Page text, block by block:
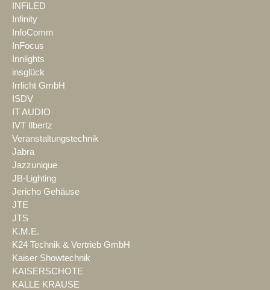
INFiLED
Infinity
InfoComm
InFocus
Innlights
insglück
Irrlicht GmbH
ISDV
IT AUDIO
IVT Ilbertz
Veranstaltungstechnik
Jabra
Jazzunique
JB-Lighting
Jericho Gehäuse
JTE
JTS
K.M.E.
K24 Technik & Vertrieb GmbH
Kaiser Showtechnik
KAISERSCHOTE
KALLE KRAUSE